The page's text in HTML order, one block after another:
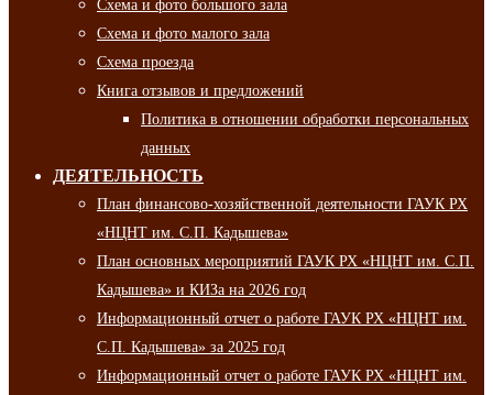
Схема и фото большого зала
Схема и фото малого зала
Схема проезда
Книга отзывов и предложений
Политика в отношении обработки персональных
данных
ДЕЯТЕЛЬНОСТЬ
План финансово-хозяйственной деятельности ГАУК РХ
«НЦНТ им. С.П. Кадышева»
План основных мероприятий ГАУК РХ «НЦНТ им. С.П.
Кадышева» и КИЗа на 2026 год
Информационный отчет о работе ГАУК РХ «НЦНТ им.
С.П. Кадышева» за 2025 год
Информационный отчет о работе ГАУК РХ «НЦНТ им.